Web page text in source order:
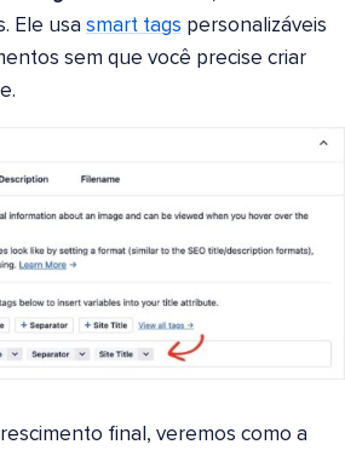
Ele usa smart tags personalizáveis
sem que você precise criar
final, veremos como a